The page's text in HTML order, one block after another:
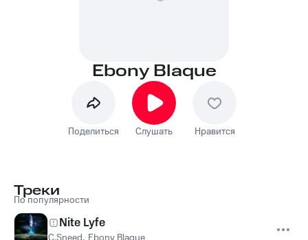
Ebony Blaque
Поделиться Слушать Нравится
Треки
По популярности
Nite Lyfe
,